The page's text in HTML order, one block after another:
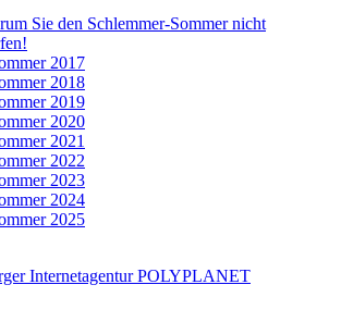
Sie den Schlemmer-Sommer nicht
2017
2018
2019
2020
2021
2022
2023
2024
2025